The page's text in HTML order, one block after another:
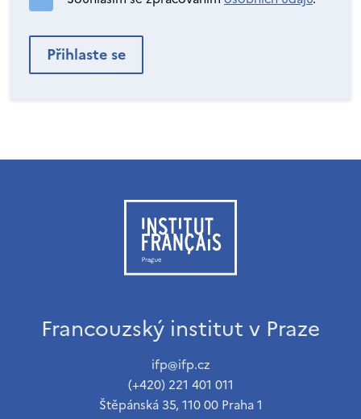
Francouzský institut v Praze
ifp@ifp.cz
(+420) 221 401 011
Štěpánská 35, 110 00 Praha 1